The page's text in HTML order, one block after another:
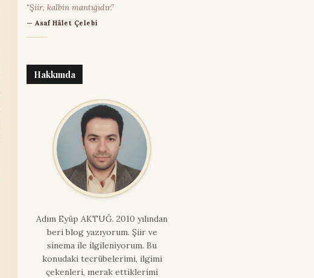
“Şiir, kalbin mantığıdır.”
— Asaf Hâlet Çelebi
Hakkımda
Adım Eyüp AKTUĞ. 2010 yılından
beri blog yazıyorum. Şiir ve
sinema ile ilgileniyorum. Bu
konudaki tecrübelerimi, ilgimi
çekenleri, merak ettiklerimi